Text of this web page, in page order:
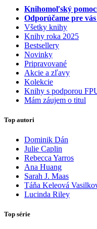
Knihomoľský
Odporúčame pre vás
Všetky knihy
Knihy roka 2025
Bestsellery
Novinky
Pripravované
Akcie a zľavy
Kolekcie
Knihy s podporou
Mám záujem o titul
Top autori
Dominik Dán
Julie Caplin
Rebecca Yarros
Ana Huang
Sarah J. Maas
Táňa Keleová
Lucinda Riley
Top série